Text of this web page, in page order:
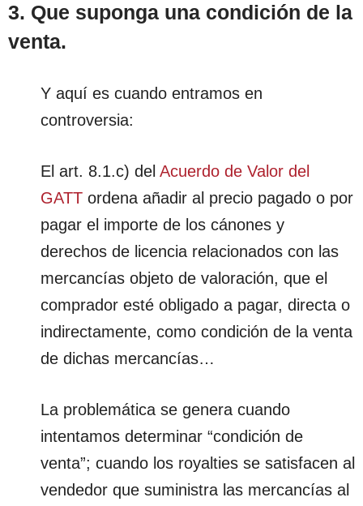
3. Que suponga una condición de la
venta.
Y aquí es cuando entramos en
controversia:
El art. 8.1.c) del Acuerdo de Valor del
GATT ordena añadir al precio pagado o por
pagar el importe de los cánones y
derechos de licencia relacionados con las
mercancías objeto de valoración, que el
comprador esté obligado a pagar, directa o
indirectamente, como condición de la venta
de dichas mercancías…
La problemática se genera cuando
intentamos determinar “condición de
venta”; cuando los royalties se satisfacen al
vendedor que suministra las mercancías al